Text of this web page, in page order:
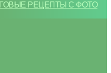
РЕЦЕПТЫ С ФОТО